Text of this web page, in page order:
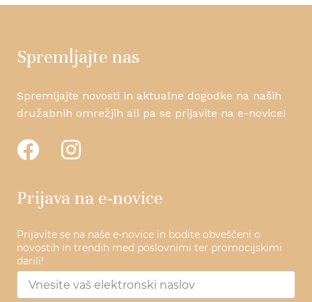
Spremljajte nas
Spremljajte novosti in aktualne dogodke na naših
družabnih omrežjih ali pa se prijavite na e-novice!
Prijava na e-novice
Prijavite se na naše e-novice in bodite obveščeni o
novostih in trendih med poslovnimi ter promocijskimi
darili!